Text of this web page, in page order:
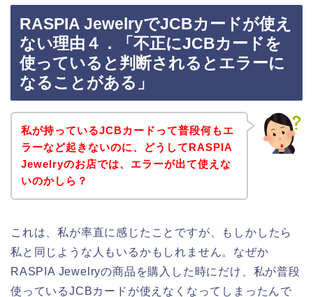
RASPIA JewelryでJCBカードが使え
ない理由４．「不正にJCBカードを
使っていると判断されるとエラーに
なることがある」
私が持っているJCBカードって普段何もエ
ラーなど起きないのに、どうしてRASPIA
Jewelryのお店では、エラーが出て使えな
いのかしら？
これは、私が率直に感じたことですが、もしかしたら
私と同じような人もいるかもしれません。なぜか
RASPIA Jewelryの商品を購入した時にだけ、私が普段
使っているJCBカードが使えなくなってしまったんで